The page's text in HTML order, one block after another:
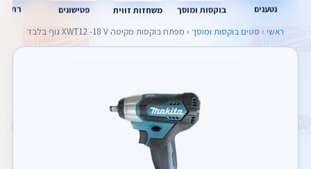
נטענים בוקסות ומוסך משחזות זווית פטישונים
ראשי › סטים בוקסות ומוסך › מפתח בוקסות מקיטה XWT12 -18 V גוף בלבד